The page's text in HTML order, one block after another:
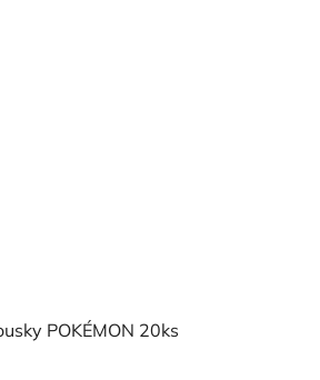
POKÉMON 20ks